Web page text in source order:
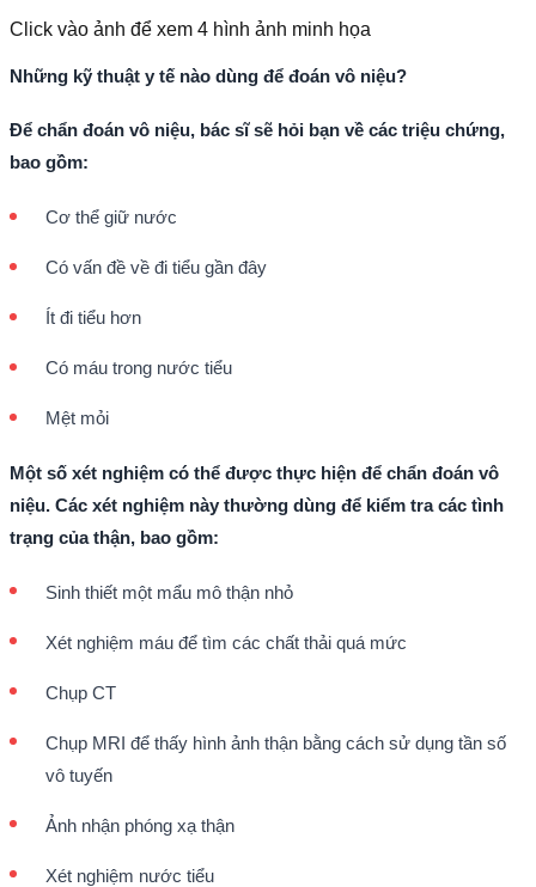
Click vào ảnh để xem 4 hình ảnh minh họa
Những kỹ thuật y tế nào dùng để đoán vô niệu?
Để chẩn đoán vô niệu, bác sĩ sẽ hỏi bạn về các triệu chứng,
bao gồm:
Cơ thể giữ nước
Có vấn đề về đi tiểu gần đây
Ít đi tiểu hơn
Có máu trong nước tiểu
Mệt mỏi
Một số xét nghiệm có thể được thực hiện để chẩn đoán vô
niệu. Các xét nghiệm này thường dùng để kiểm tra các tình
trạng của thận, bao gồm:
Sinh thiết một mẩu mô thận nhỏ
Xét nghiệm máu để tìm các chất thải quá mức
Chụp CT
Chụp MRI để thấy hình ảnh thận bằng cách sử dụng tần số
vô tuyến
Ảnh nhận phóng xạ thận
Xét nghiệm nước tiểu